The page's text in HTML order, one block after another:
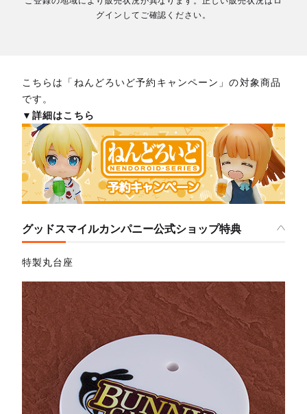
グインしてご確認ください。
こちらは「ねんどろいど予約キャンペーン」の対象商品
です。
▼詳細はこちら
グッドスマイルカンパニー公式ショップ特典
特製丸台座